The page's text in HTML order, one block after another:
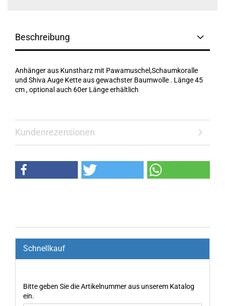
Beschreibung
Anhänger aus Kunstharz mit Pawamuschel,Schaumkoralle
und Shiva Auge Kette aus gewachster Baumwolle . Länge 45
cm , optional auch 60er Länge erhältlich
Kundenrezensionen
Schnellkauf
Bitte geben Sie die Artikelnummer aus unserem Katalog
ein.